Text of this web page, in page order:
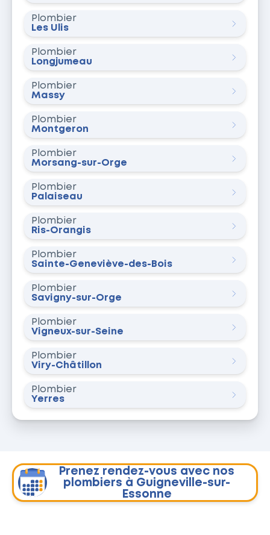
Plombier
Les Ulis
Plombier
Longjumeau
Plombier
Massy
Plombier
Montgeron
Plombier
Morsang-sur-Orge
Plombier
Palaiseau
Plombier
Ris-Orangis
Plombier
Sainte-Geneviève-des-Bois
Plombier
Savigny-sur-Orge
Plombier
Vigneux-sur-Seine
Plombier
Viry-Châtillon
Plombier
Yerres
Prenez rendez-vous avec nos
plombiers à Guigneville-sur-
Essonne